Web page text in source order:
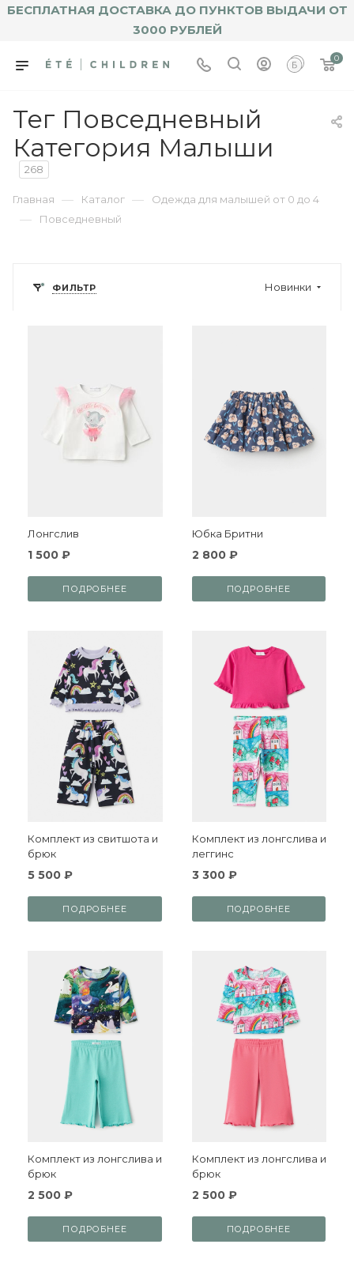
БЕСПЛАТНАЯ ДОСТАВКА ДО ПУНКТОВ ВЫДАЧИ ОТ
3000 РУБЛЕЙ
0
Тег Повседневный
Категория Малыши
268
Главная — Каталог — Одежда для малышей от 0 до 4
— Повседневный
ФИЛЬТР Новинки
Лонгслив
1 500 ₽
ПОДРОБНЕЕ
Юбка Бритни
2 800 ₽
ПОДРОБНЕЕ
Комплект из свитшота и
брюк
5 500 ₽
ПОДРОБНЕЕ
Комплект из лонгслива и
леггинс
3 300 ₽
ПОДРОБНЕЕ
Комплект из лонгслива и
брюк
2 500 ₽
ПОДРОБНЕЕ
Комплект из лонгслива и
брюк
2 500 ₽
ПОДРОБНЕЕ